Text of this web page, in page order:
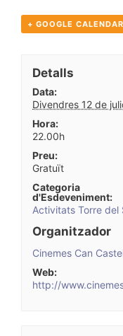
+ GOOGLE CALENDAR
Detalls
Data:
Divendres 12 de
Hora:
22.00h
Preu:
Gratuït
Categoria
d'Esdeveniment:
Activitats Torre del
Organitzador
Cinemes Can
Web:
http://